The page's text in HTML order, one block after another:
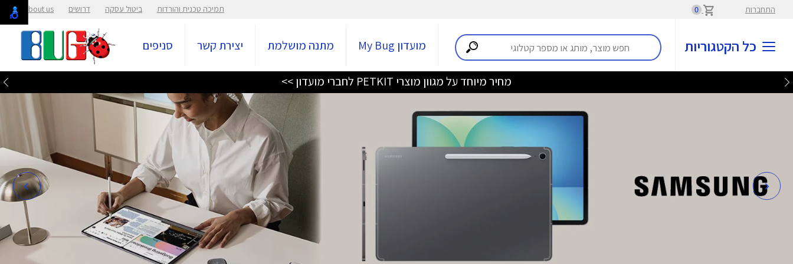
התחברות 0 תמיכה טכנית והורדות ביטול עסקה דרושים About us
כל הקטגוריות מועדון My Bug מתנה מושלמת יצירת קשר סניפים
מחיר מיוחד על מגוון מוצרי PETKIT לחברי מועדון >>